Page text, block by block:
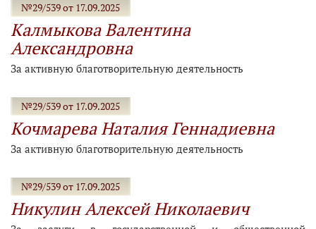
№29/539 от 17.09.2025
Калмыкова Валентина
Александровна
За активную благотворительную деятельность
№29/539 от 17.09.2025
Кочмарева Наталия Геннадиевна
За активную благотворительную деятельность
№29/539 от 17.09.2025
Никулин Алексей Николаевич